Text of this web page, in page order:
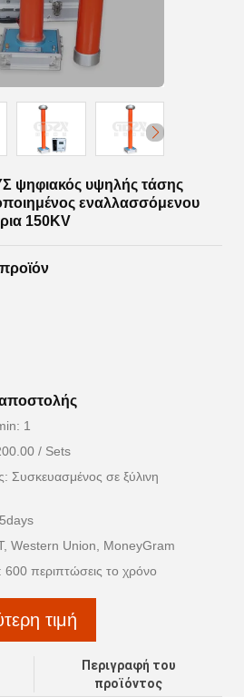
ψηφιακός υψηλής τάσης
εναλλασσόμενου
150KV
1
/ Sets
Συσκευασμένος σε ξύλινη
Western Union, MoneyGram
περιπτώσεις το χρόνο
τιμή
Περιγραφή του
προϊόντος